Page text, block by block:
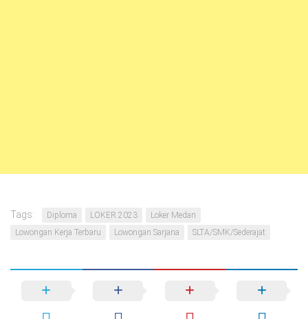
Tags: Diploma LOKER 2023
Loker Medan
Lowongan Kerja Terbaru
Lowongan Sarjana SLTA/SMK/Sederajat